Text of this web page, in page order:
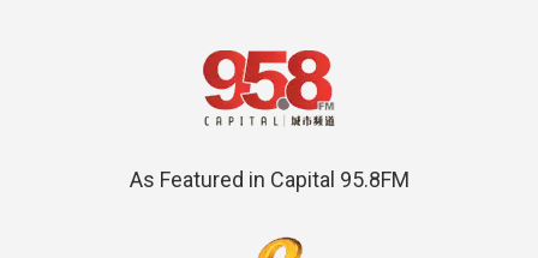
As Featured in Capital 95.8FM